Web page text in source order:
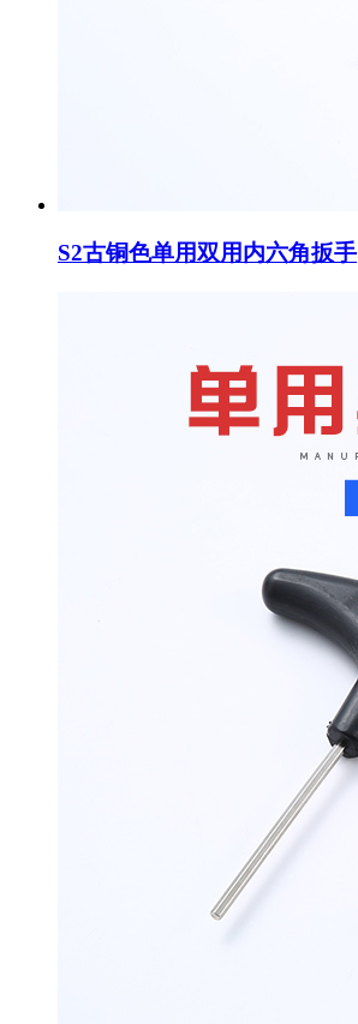
S2古铜色单用双用内六角扳手